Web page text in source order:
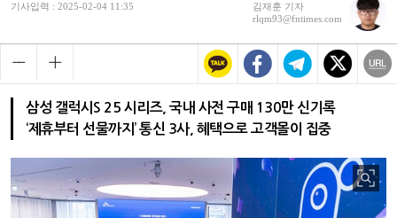
기사입력 : 2025-02-04 11:35
김재훈 기자
rlqm93@fntimes.com
삼성 갤럭시S 25 시리즈, 국내 사전 구매 130만 신기록
‘제휴부터 선물까지’ 통신 3사, 혜택으로 고객몰이 집중